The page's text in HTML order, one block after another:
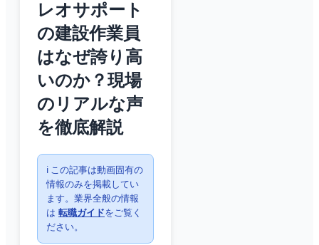
レオサポート
の建設作業員
はなぜ誇り高
いのか？現場
のリアルな声
を徹底解説
ℹ️ この記事は動画固有の
情報のみを掲載してい
ます。業界全般の情報
は 転職ガイドをご覧く
ださい。